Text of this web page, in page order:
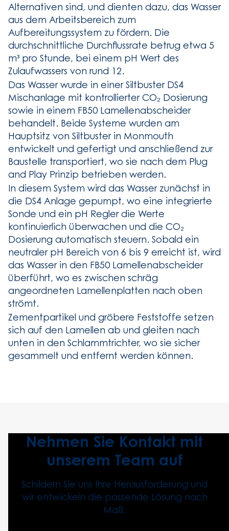
Alternativen sind, und dienten dazu, das Wasser
aus dem Arbeitsbereich zum
Aufbereitungssystem zu fördern. Die
durchschnittliche Durchflussrate betrug etwa 5
m³ pro Stunde, bei einem pH Wert des
Zulaufwassers von rund 12.
Das Wasser wurde in einer Siltbuster DS4
Mischanlage mit kontrollierter CO₂ Dosierung
sowie in einem FB50 Lamellenabscheider
behandelt. Beide Systeme wurden am
Hauptsitz von Siltbuster in Monmouth
entwickelt und gefertigt und anschließend zur
Baustelle transportiert, wo sie nach dem Plug
and Play Prinzip betrieben werden.
In diesem System wird das Wasser zunächst in
die DS4 Anlage gepumpt, wo eine integrierte
Sonde und ein pH Regler die Werte
kontinuierlich überwachen und die CO₂
Dosierung automatisch steuern. Sobald ein
neutraler pH Bereich von 6 bis 9 erreicht ist, wird
das Wasser in den FB50 Lamellenabscheider
überführt, wo es zwischen schräg
angeordneten Lamellenplatten nach oben
strömt.
Zementpartikel und gröbere Feststoffe setzen
sich auf den Lamellen ab und gleiten nach
unten in den Schlammtrichter, wo sie sicher
gesammelt und entfernt werden können.
Nehmen Sie Kontakt mit
unserem Team auf
Schildern Sie uns Ihre Herausforderung und
wir entwickeln die passende Lösung nach
Maß.